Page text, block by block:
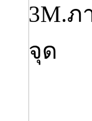
3M.ภ
จุด